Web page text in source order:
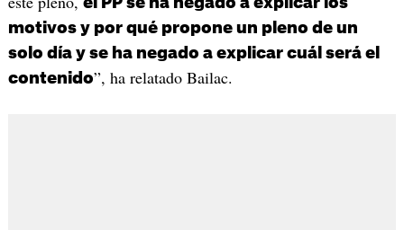
motivos y por qué propone un pleno de un
solo día y se ha negado a explicar cuál será el
contenido”, ha relatado Bailac.